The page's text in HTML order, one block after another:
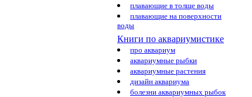
плавающие в толще воды
плавающие на поверхности
воды
Книги по аквариумистике
про аквариум
аквариумные рыбки
аквариумные растения
дизайн аквариума
болезни аквариумных рыбок